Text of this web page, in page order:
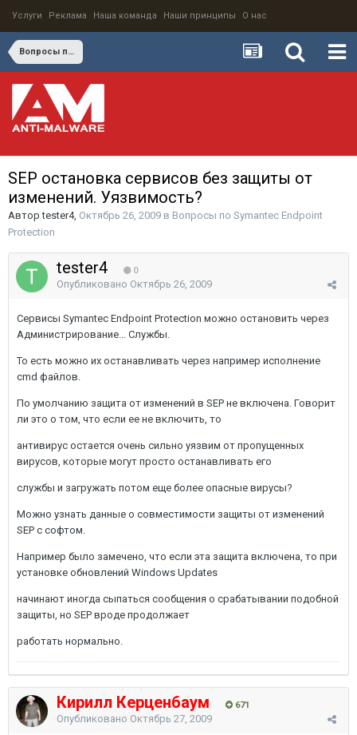
Услуги Реклама Наша команда Наши принципы О нас
Вопросы по Symantec Endpoint Protection
SEP остановка сервисов без защиты от
изменений. Уязвимость?
Авторtester4, Октябрь 26, 2009 в Вопросы по Symantec Endpoint
Protection
tester4 0
Опубликовано Октябрь 26, 2009
Сервисы Symantec Endpoint Protection можно остановить через
Администрирование... Службы.
То есть можно их останавливать через например исполнение
cmd файлов.
По умолчанию защита от изменений в SEP не включена. Говорит
ли это о том, что если ее не включить, то
антивирус остается очень сильно уязвим от пропущенных
вирусов, которые могут просто останавливать его
службы и загружать потом еще более опасные вирусы?
Можно узнать данные о совместимости защиты от изменений
SEP с софтом.
Например было замечено, что если эта защита включена, то при
установке обновлений Windows Updates
начинают иногда сыпаться сообщения о срабатывании подобной
защиты, но SEP вроде продолжает
работать нормально.
Кирилл Керценбаум 671
Опубликовано Октябрь 27, 2009